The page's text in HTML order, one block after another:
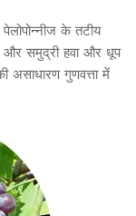
के तटीय
और समुद्री हवा और धूप
असाधारण गुणवत्ता में